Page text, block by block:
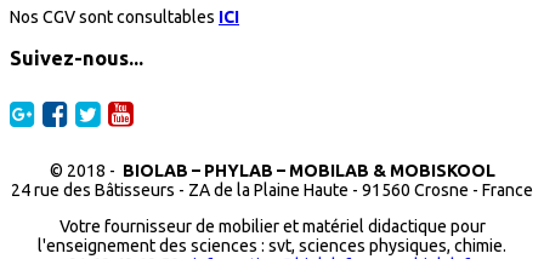
Nos CGV sont consultables ICI
Suivez-nous...
© 2018 - BIOLAB – PHYLAB – MOBILAB & MOBISKOOL
24 rue des Bâtisseurs - ZA de la Plaine Haute - 91560 Crosne - France
Votre fournisseur de mobilier et matériel didactique pour
l'enseignement des sciences : svt, sciences physiques, chimie.